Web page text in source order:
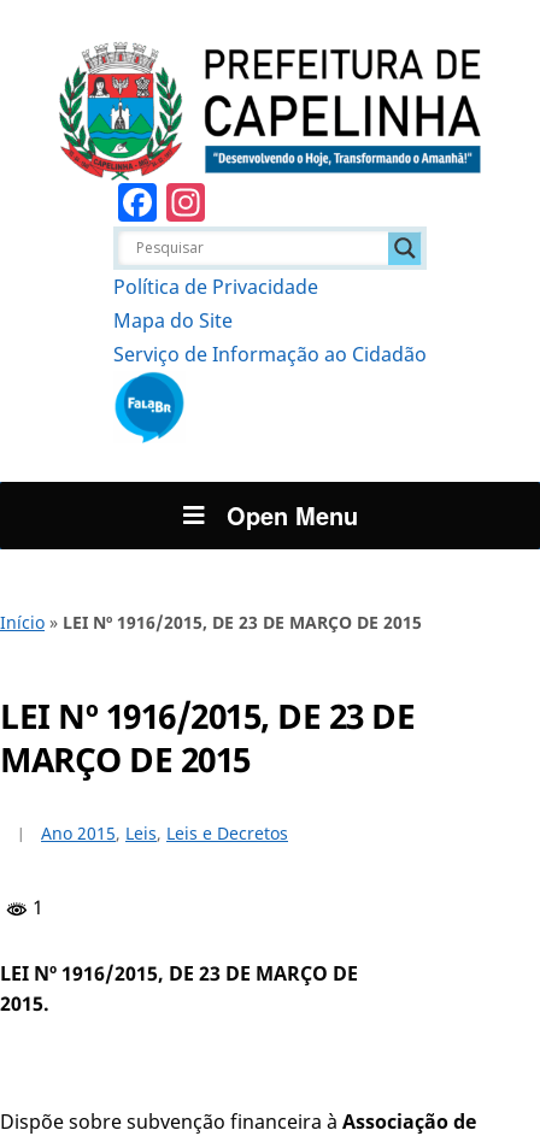
Facebook
Política de Privacidade
Mapa do Site
Serviço de Informação ao Cidadão
Open Menu
Início » LEI Nº 1916/2015, DE 23 DE MARÇO DE 2015
LEI Nº 1916/2015, DE 23 DE
MARÇO DE 2015
Ano 2015, Leis, Leis e Decretos
1
LEI Nº 1916/2015, DE 23 DE MARÇO DE
2015.
Dispõe sobre subvenção financeira à Associação de